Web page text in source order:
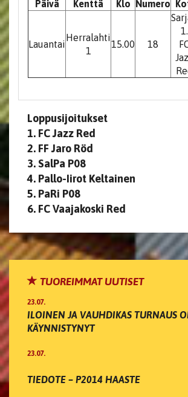
Päivä Kenttä Klo Numero
Lauantai
Herralahti
1
15.00 18
1.
Loppusijoitukset
1. FC Jazz Red
2. FF Jaro Röd
3. SalPa P08
4. Pallo-Iirot Keltainen
5. PaRi P08
​​​​​​​6. FC Vaajakoski Red
TUOREIMMAT UUTISET
23.07.
ILOINEN JA VAUHDIKAS TURNAUS
KÄYNNISTYNYT
23.07.
TIEDOTE – P2014 HAASTE